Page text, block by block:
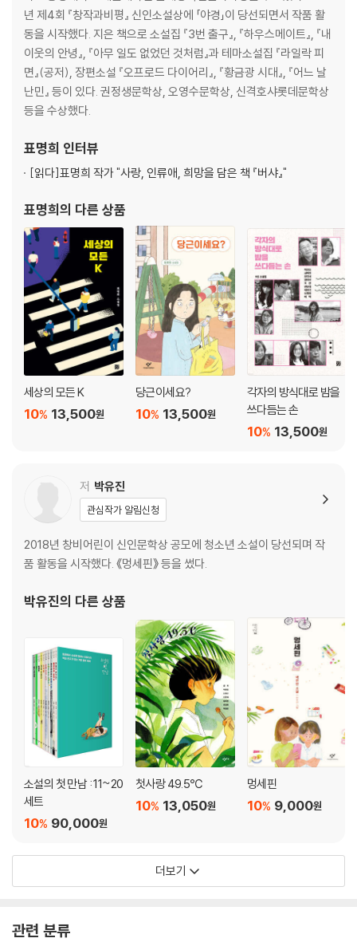
년 제4회 『창작과비평』 신인소설상에 「야경」이 당선되면서 작품 활
동을 시작했다. 지은 책으로 소설집 『3번 출구』, 『하우스메이트』, 『내
이웃의 안녕』, 『아무 일도 없었던 것처럼』과 테마소설집 『라일락 피
면』(공저), 장편소설 『오프로드 다이어리』, 『황금광 시대』, 『어느 날
난민』 등이 있다. 권정생문학상, 오영수문학상, 신격호샤롯데문학상
등을 수상했다.
표명희 인터뷰
[읽다]표명희 작가 "사랑, 인류애, 희망을 담은 책 『버샤』"
표명희의 다른 상품
세상의 모든 K
13,500원
10%
당근이세요?
13,500원
10%
각자의 방식대로 밤을
쓰다듬는 손
13,500원
10%
저 박유진
관심작가 알림신청
2018년 창비어린이 신인문학상 공모에 청소년 소설이 당선되며 작
품 활동을 시작했다. 《멍세핀》 등을 썼다.
박유진의 다른 상품
소설의 첫 만남 : 11~20
세트
90,000원
10%
첫사랑 49.5℃
13,050원
10%
멍세핀
9,000원
10%
더보기
관련 분류